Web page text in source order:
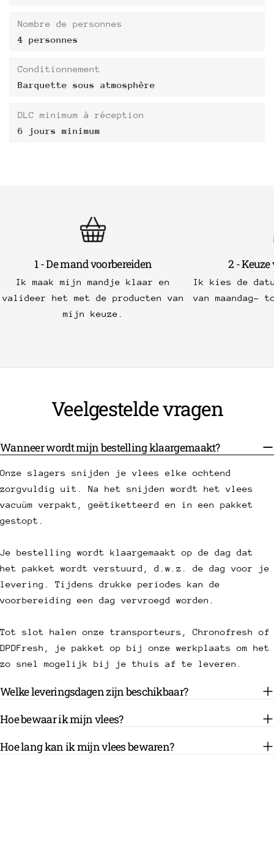
Nombre de personnes
4 personnes
Conditionnement
Barquette sous atmosphère
DLC minimum à réception
6 jours minimum
1 - De mand voorbereiden
Ik maak mijn mandje klaar en
valideer het met de producten van
mijn keuze.
2 -
Ik kies de
van maandag-
Veelgestelde vragen
Wanneer wordt mijn bestelling klaargemaakt?
Onze slagers snijden je vlees elke ochtend
zorgvuldig uit. Na het snijden wordt het vlees
vacuüm verpakt, geëtiketteerd en in een pakket
gestopt.
Je bestelling wordt klaargemaakt op de dag dat
het pakket wordt verstuurd, d.w.z. de dag voor je
levering. Tijdens drukke periodes kan de
voorbereiding een dag vervroegd worden.
Tot slot halen onze transporteurs, Chronofresh of
DPDFresh, je pakket op bij onze werkplaats om het
zo snel mogelijk bij je thuis af te leveren.
Welke leveringsdagen zijn beschikbaar?
Hoe bewaar ik mijn vlees?
Hoe lang kan ik mijn vlees bewaren?